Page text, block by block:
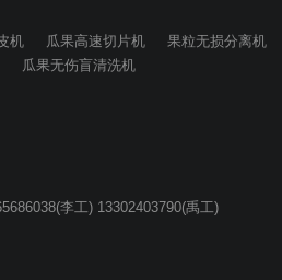
机 瓜果高速切片机
果粒无损分离机
瓜果无伤盲清洗机
李工) 13302403790(禹工)